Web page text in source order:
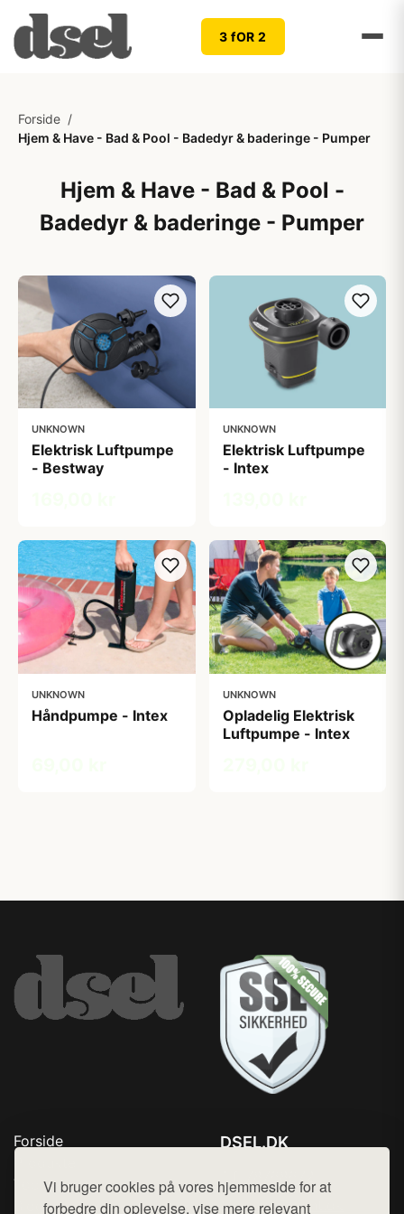
Vi bruger cookies på vores hjemmeside for at
forbedre din oplevelse, vise mere relevant
3 fOR 2
Forside /
Hjem & Have - Bad & Pool - Badedyr & baderinge - Pumper
Hjem & Have - Bad & Pool -
Badedyr & baderinge - Pumper
UNKNOWN
Elektrisk Luftpumpe
- Bestway
UNKNOWN
Elektrisk Luftpumpe
- Intex
UNKNOWN
Håndpumpe - Intex
UNKNOWN
Opladelig Elektrisk
Luftpumpe - Intex
Forside
Top Rabatter
Blog
DSEL.DK
Mail: hej@want.dk